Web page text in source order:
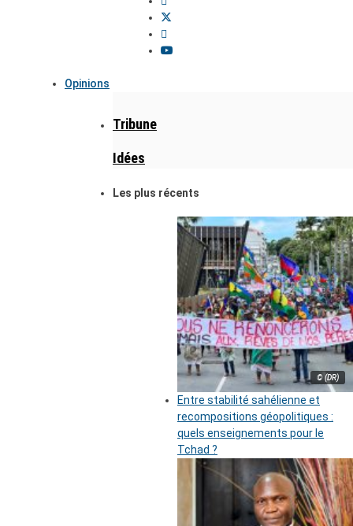
Opinions
Tribune
Idées
Les plus récents
© (DR)
Entre stabilité sahélienne et
recompositions géopolitiques :
quels enseignements pour le
Tchad ?